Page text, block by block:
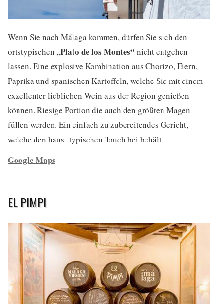
Wenn Sie nach Málaga kommen, dürfen Sie sich den
ortstypischen „Plato de los Montes“nicht entgehen
lassen. Eine explosive Kombination aus Chorizo, Eiern,
Paprika und spanischen Kartoffeln, welche Sie mit einem
exzellenter lieblichen Wein aus der Region genießen
können. Riesige Portion die auch den größten Magen
füllen werden. Ein einfach zu zubereitendes Gericht,
welche den haus- typischen Touch bei behält.
Google Maps
EL PIMPI